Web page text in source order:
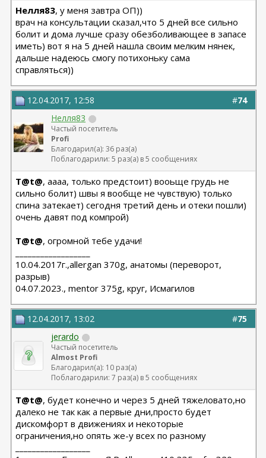
Нелля83, у меня завтра ОП))
врач на консультации сказал,что 5 дней все сильно
болит и дома лучше сразу обезболивающее в запасе
иметь) вот я на 5 дней нашла своим мелким нянек,
дальше надеюсь смогу потихоньку сама
справляться))
#74
12.04.2017, 12:58
Нелля83
Частый посетитель
Profi
Благодарил(а): 36 раз(а)
Поблагодарили: 5 раз(а) в 5 сообщениях
T@t@, аааа, только предстоит) вооьще грудь не
сильно болит) швы я вообще не чувствую) только
спина затекает) сегодня третий день и отеки пошли)
очень давят под компрой)
T@t@, огромной тебе удачи!
10.04.2017г.,allergan 370g, анатомы (переворот,
разрыв)
04.07.2023., mentor 375g, круг, Исмагилов
#75
12.04.2017, 13:02
jerardo
Частый посетитель
Almost Profi
Благодарил(а): 10 раз(а)
Поблагодарили: 7 раз(а) в 5 сообщениях
T@t@, будет конечно и через 5 дней тяжеловато,но
далеко не так как а первые дни,просто будет
дискомфорт в движениях и некоторые
ограничения,но опять же-у всех по разному